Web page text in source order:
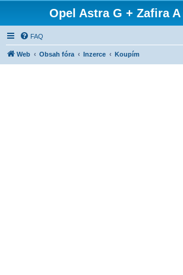
Opel Astra G + Zafira
FAQ
Web Obsah fóra Inzerce Koupím